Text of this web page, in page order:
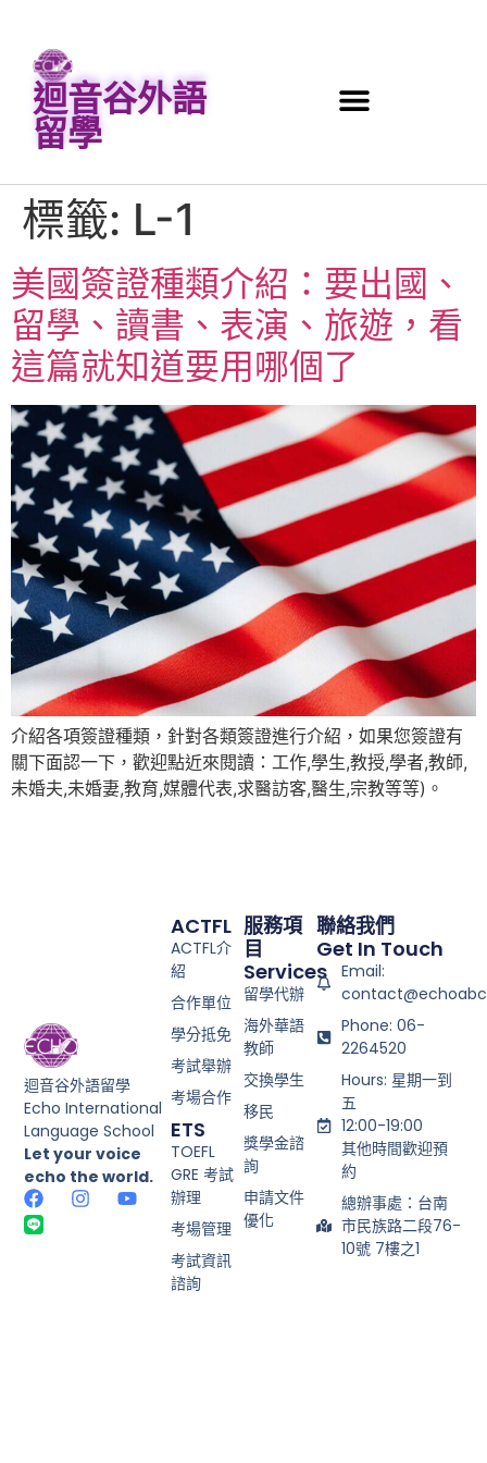
迴音谷外語
留學
標籤: L-1
美國簽證種類介紹：要出國、
留學、讀書、表演、旅遊，看
這篇就知道要用哪個了
介紹各項簽證種類，針對各類簽證進行介紹，如果您簽證有
關下面認一下，歡迎點近來閱讀：工作,學生,教授,學者,教師,
未婚夫,未婚妻,教育,媒體代表,求醫訪客,醫生,宗教等等)。
迴音谷外語留學
Echo International
Language School
Let your voice
echo the world.
服務項
目
Services
留學代辦
海外華語
教師
交換學生
移民
獎學金諮
詢
申請文件
優化
ACTFL
ACTFL介
紹
合作單位
學分抵免
考試舉辦
考場合作
ETS
TOEFL
GRE 考試
辦理
考場管理
考試資訊
諮詢
聯絡我們
Get In Touch
Email:
Phone: 06-
2264520
Hours: 星期一到
五
12:00-19:00
其他時間歡迎預
約
總辦事處：台南
市民族路二段76-
10號 7樓之1